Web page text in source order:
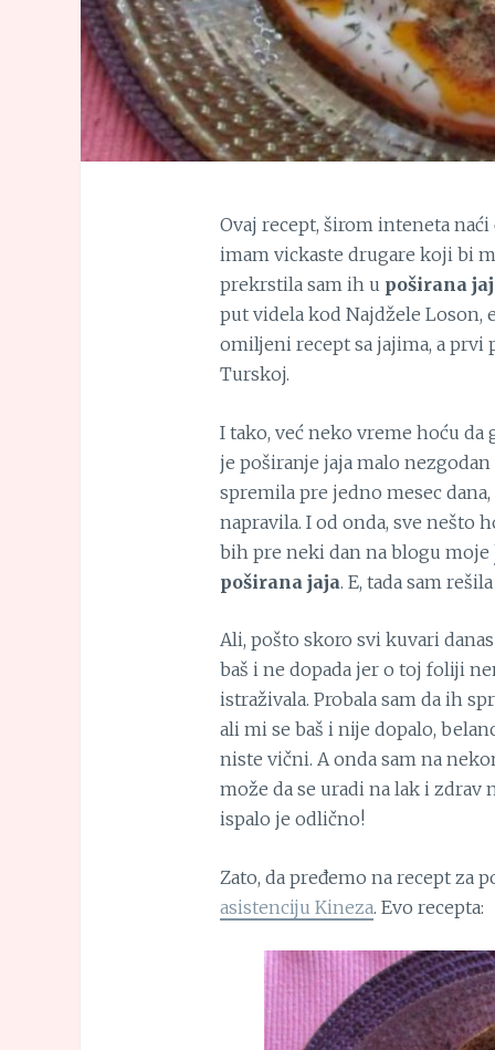
Ovaj recept, širom inteneta naći
imam vickaste drugare koji bi
prekrstila sam ih u poširana
put videla kod Najdžele Loson,
omiljeni recept sa jajima, a prvi
Turskoj.
I tako, već neko vreme hoću da
je poširanje jaja malo
spremila pre jedno mesec
napravila. I od onda, sve nešto
bih pre neki dan na blogu moje
poširana jaja. E, tada sam
Ali, pošto skoro svi kuvari
baš i ne dopada jer o toj foliji
istraživala. Probala sam da ih
ali mi se baš i nije dopalo,
niste vični. A onda sam na
može da se uradi na lak i zdrav
ispalo je odlično!
Zato, da pređemo na recept za
asistenciju Kineza. Evo recepta: